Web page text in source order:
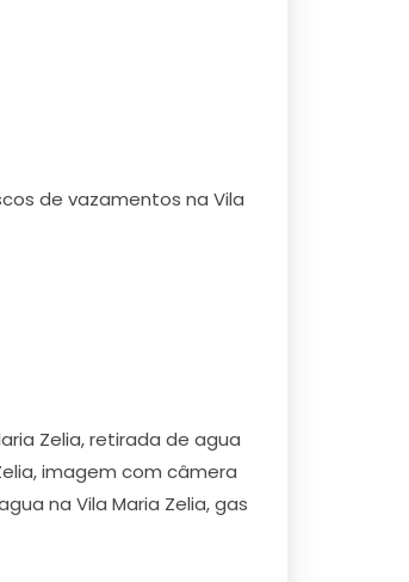
de vazamentos na Vila
Zelia, retirada de agua
imagem com câmera
na Vila Maria Zelia, gas